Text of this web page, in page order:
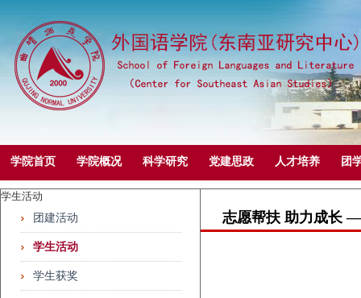
学院首页 学院概况 科学研究 党建思政 人才培养 团
学生活动
团建活动
学生活动
学生获奖
志愿帮扶 助力成长